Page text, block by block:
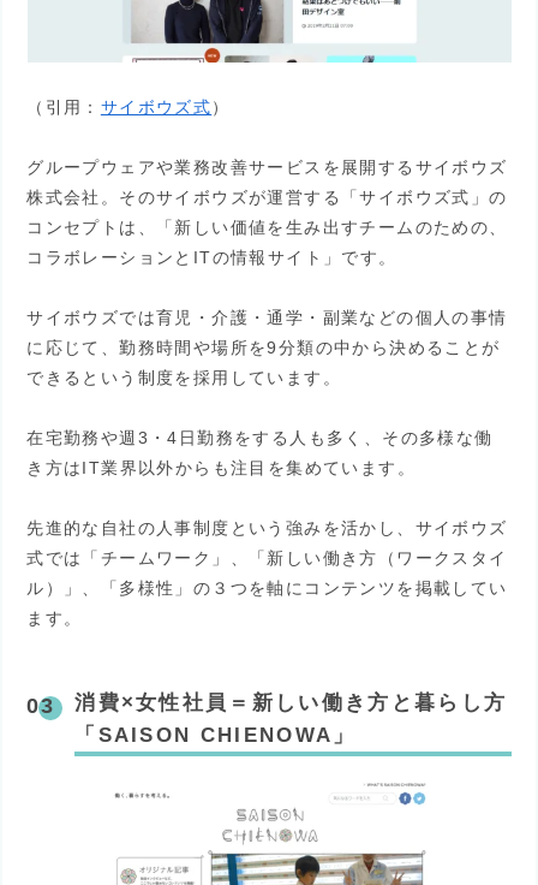
（引用： サイボウズ式）
グループウェアや業務改善サービスを展開するサイボウズ
株式会社。そのサイボウズが運営する「サイボウズ式」の
コンセプトは、「新しい価値を生み出すチームのための、
コラボレーションとITの情報サイト」です。
サイボウズでは育児・介護・通学・副業などの個人の事情
に応じて、勤務時間や場所を9分類の中から決めることが
できるという制度を採用しています。
在宅勤務や週3・4日勤務をする人も多く、その多様な働
き方はIT業界以外からも注目を集めています。
先進的な自社の人事制度という強みを活かし、サイボウズ
式では「チームワーク」、「新しい働き方（ワークスタイ
ル）」、「多様性」の３つを軸にコンテンツを掲載してい
ます。
消費×女性社員＝新しい働き方と暮らし方
「SAISON CHIENOWA」